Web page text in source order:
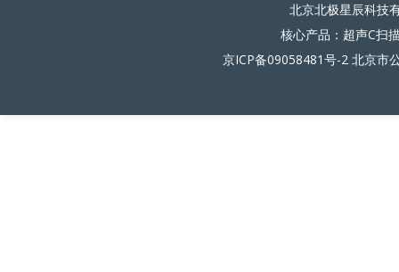
北京北极星辰科技
核心产品：超声C扫
京ICP备09058481号-2 北京市